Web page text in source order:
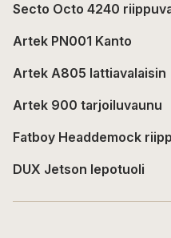
Secto Octo 4240
Artek PN001 Kanto
Artek A805 lattiavalaisin
Artek 900 tarjoiluvaunu
Fatboy Headdemock
DUX Jetson lepotuoli